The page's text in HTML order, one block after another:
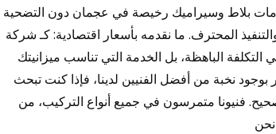
بلاط وسيراميك رخيصة في عجمان دون التضحية
المحترف. ما نقدمه بأسعار اقتصادية: كـ شركة
الباهظة، بل الخدمة التي تناسب ميزانيتك
نفتخر بوجود نخبة من أفضل الفنيين لدينا، فإذا كنت تبحث
فنيونا متمرسون في جميع أنواع التركيب، من
نحن